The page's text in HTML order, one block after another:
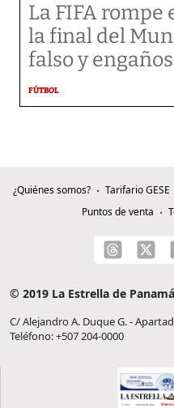
La FIFA rompe
la final del
falso y
FÚTBOL
¿Quiénes somos? Tarifario GESE
Puntos de venta
© 2019 La Estrella de Panamá
C/ Alejandro A. Duque G. -
Teléfono: +507 204-0000